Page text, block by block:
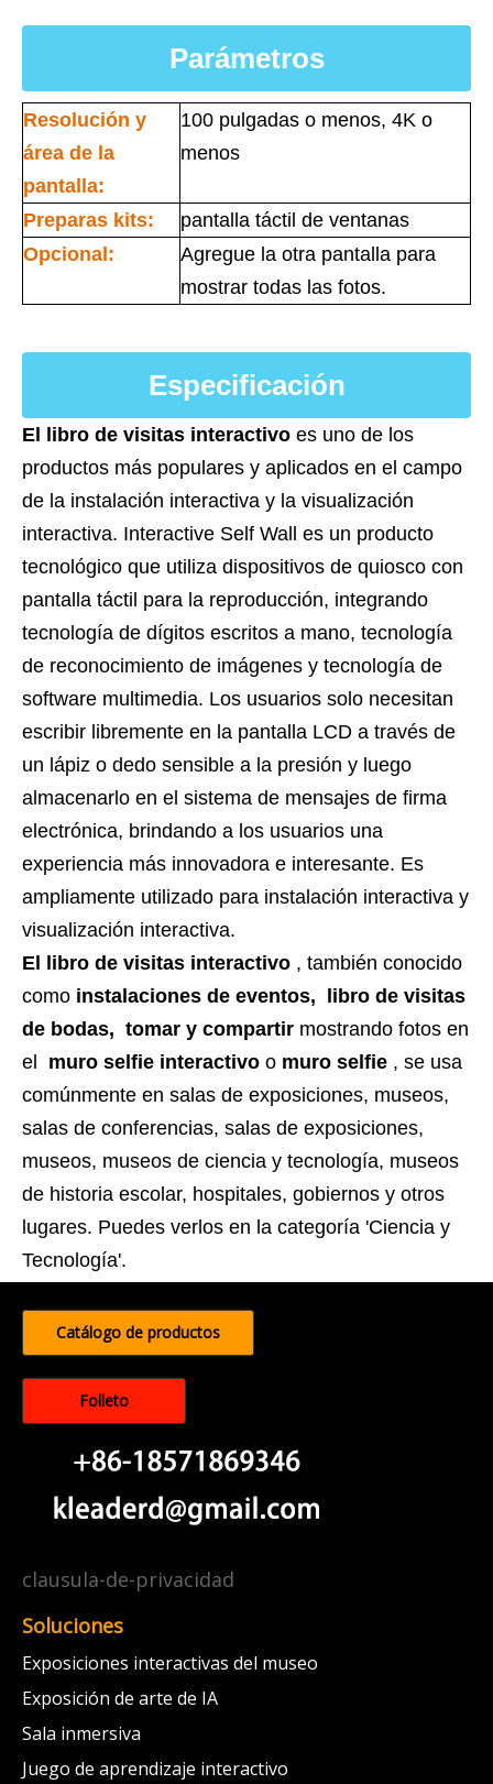
Parámetros
Resolución y
área de la
pantalla:
100 pulgadas o menos, 4K o
menos
Preparas kits:
pantalla táctil de ventanas
Opcional:
Agregue la otra pantalla para
mostrar todas las fotos.
Especificación
El libro de visitas interactivo es uno de los
productos más populares y aplicados en el campo
de la instalación interactiva y la visualización
interactiva. Interactive Self Wall es un producto
tecnológico que utiliza dispositivos de quiosco con
pantalla táctil para la reproducción, integrando
tecnología de dígitos escritos a mano, tecnología
de reconocimiento de imágenes y tecnología de
software multimedia. Los usuarios solo necesitan
escribir libremente en la pantalla LCD a través de
un lápiz o dedo sensible a la presión y luego
almacenarlo en el sistema de mensajes de firma
electrónica, brindando a los usuarios una
experiencia más innovadora e interesante. Es
ampliamente utilizado para instalación interactiva y
visualización interactiva.
El libro de visitas interactivo , también conocido
como instalaciones de eventos, libro de visitas
de bodas, tomar y compartir mostrando fotos en
el muro selfie interactivo o muro selfie , se usa
comúnmente en salas de exposiciones, museos,
salas de conferencias, salas de exposiciones,
museos, museos de ciencia y tecnología, museos
de historia escolar, hospitales, gobiernos y otros
lugares. Puedes verlos en la categoría 'Ciencia y
Tecnología'.
Catálogo de productos
Folleto
clausula-de-privacidad
Soluciones
Exposiciones interactivas del museo
Exposición de arte de IA
Sala inmersiva
Juego de aprendizaje interactivo